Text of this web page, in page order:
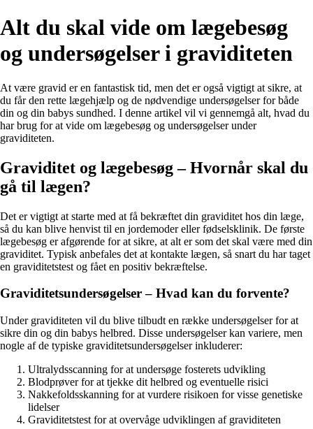
Alt du skal vide om lægebesøg
og undersøgelser i graviditeten
At være gravid er en fantastisk tid, men det er også vigtigt at sikre, at
du får den rette lægehjælp og de nødvendige undersøgelser for både
din og din babys sundhed. I denne artikel vil vi gennemgå alt, hvad du
har brug for at vide om lægebesøg og undersøgelser under
graviditeten.
Graviditet og lægebesøg – Hvornår skal du
gå til lægen?
Det er vigtigt at starte med at få bekræftet din graviditet hos din læge,
så du kan blive henvist til en jordemoder eller fødselsklinik. De første
lægebesøg er afgørende for at sikre, at alt er som det skal være med din
graviditet. Typisk anbefales det at kontakte lægen, så snart du har taget
en graviditetstest og fået en positiv bekræftelse.
Graviditetsundersøgelser – Hvad kan du forvente?
Under graviditeten vil du blive tilbudt en række undersøgelser for at
sikre din og din babys helbred. Disse undersøgelser kan variere, men
nogle af de typiske graviditetsundersøgelser inkluderer:
Ultralydsscanning for at undersøge fosterets udvikling
Blodprøver for at tjekke dit helbred og eventuelle risici
Nakkefoldsskanning for at vurdere risikoen for visse genetiske
lidelser
Graviditetstest for at overvåge udviklingen af graviditeten